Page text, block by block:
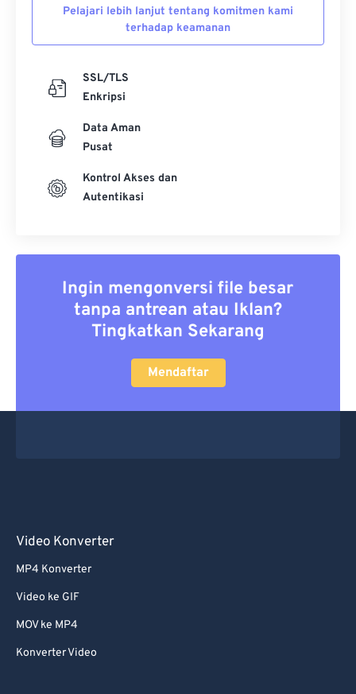
Pelajari lebih lanjut tentang komitmen kami
terhadap keamanan
SSL/TLS
Enkripsi
Data Aman
Pusat
Kontrol Akses dan
Autentikasi
Ingin mengonversi file besar
tanpa antrean atau Iklan?
Tingkatkan Sekarang
Mendaftar
Video Konverter
MP4 Konverter
Video ke GIF
MOV ke MP4
Konverter Video